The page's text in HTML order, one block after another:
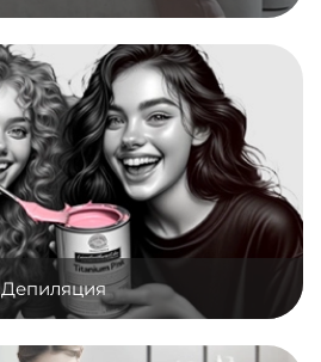
Депиляция